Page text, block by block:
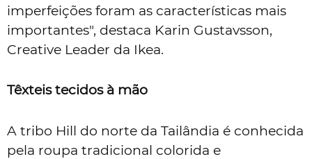
imperfeições foram as características mais
importantes", destaca Karin Gustavsson,
Creative Leader da Ikea.
Têxteis tecidos à mão
A tribo Hill do norte da Tailândia é conhecida
pela roupa tradicional colorida e